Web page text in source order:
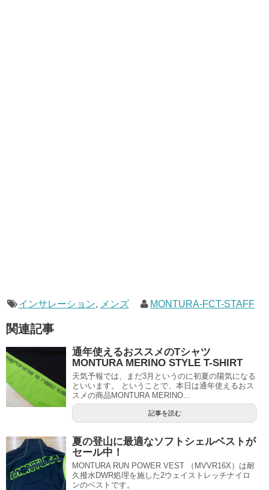
インサレーション, メンズ MONTURA-FCT-STAFF
関連記事
通年使えるおススメのTシャツ
MONTURA MERINO STYLE T-SHIRT
天気予報では、まだ3月というのに初夏の陽気になる
といいます。 ということで、本日は通年使えるおス
スメの商品MONTURA MERINO...
記事を読む
夏の登山に最適なソフトシェルベストが
セール中！
MONTURA RUN POWER VEST （MVVR16X）は耐
久撥水DWR処理を施した2ウェイストレッチナイロ
ンのベストです。